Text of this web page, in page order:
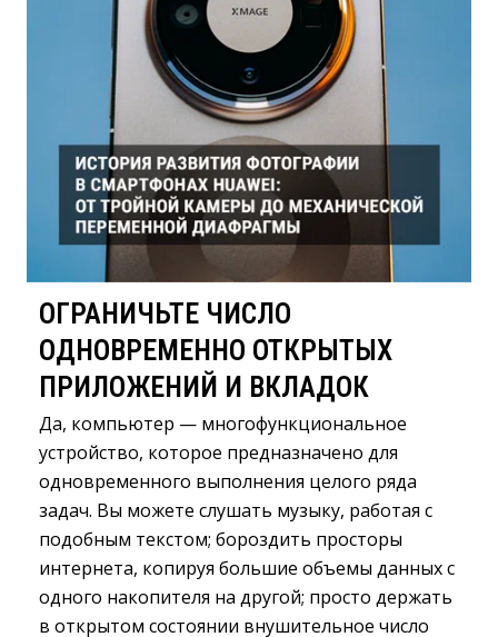
ОГРАНИЧЬТЕ ЧИСЛО
ОДНОВРЕМЕННО ОТКРЫТЫХ
ПРИЛОЖЕНИЙ И ВКЛАДОК
Да, компьютер — многофункциональное
устройство, которое предназначено для
одновременного выполнения целого ряда
задач. Вы можете слушать музыку, работая с
подобным текстом; бороздить просторы
интернета, копируя большие объемы данных с
одного накопителя на другой; просто держать
в открытом состоянии внушительное число